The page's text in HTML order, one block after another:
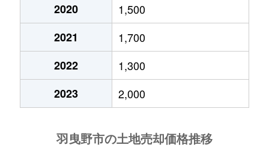
野々上
530万円
1,600万円
羽曳が丘
2,200万円
羽曳が丘
2,400万円
2,200万円
2020
1,500
2021
1,700
2022
1,300
2023
2,000